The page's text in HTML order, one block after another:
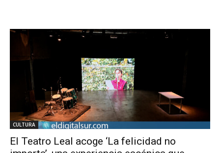
CULTURA
El Teatro Leal acoge ‘La felicidad no